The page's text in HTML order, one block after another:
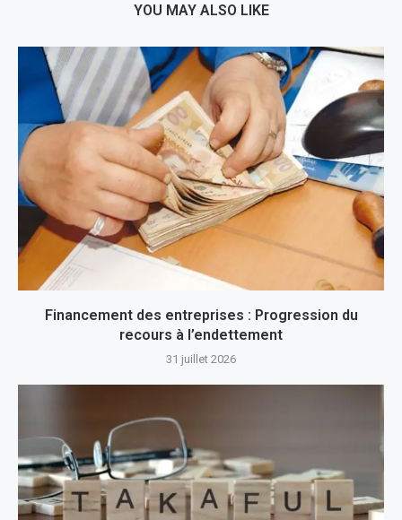
YOU MAY ALSO LIKE
Financement des entreprises : Progression du
recours à l’endettement
31 juillet 2026